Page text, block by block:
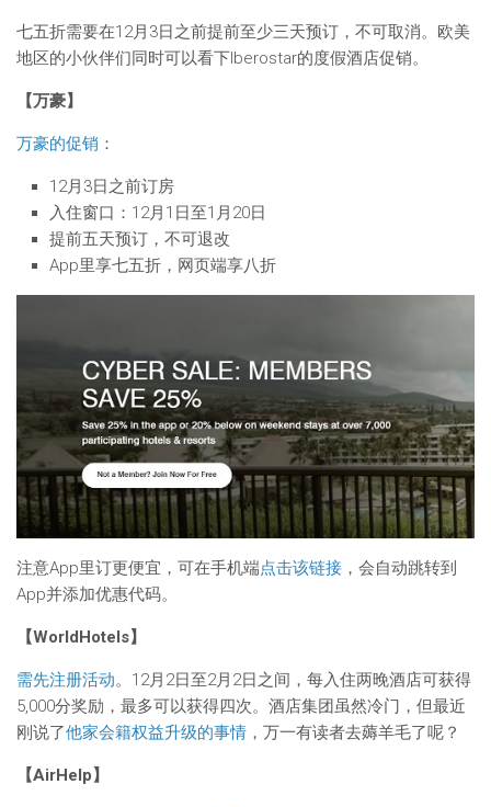
七五折需要在12月3日之前提前至少三天预订，不可取消。欧美
地区的小伙伴们同时可以看下Iberostar的度假酒店促销。
【万豪】
万豪的促销 ：
12月3日之前订房
入住窗口：12月1日至1月20日
提前五天预订，不可退改
App里享七五折，网页端享八折
注意App里订更便宜，可在手机端点击该链接 ，会自动跳转到
App并添加优惠代码。
【WorldHotels】
需先注册活动。12月2日至2月2日之间，每入住两晚酒店可获得
5,000分奖励，最多可以获得四次。酒店集团虽然冷门，但最近
刚说了他家会籍权益升级的事情 ，万一有读者去薅羊毛了呢？
【AirHelp】